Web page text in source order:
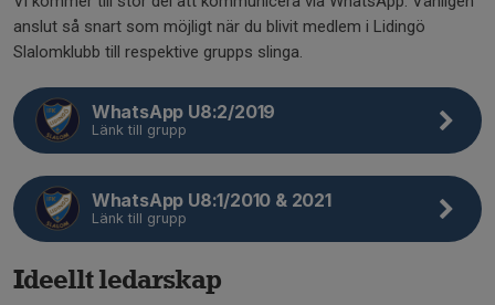
anslut så snart som möjligt när du blivit medlem i Lidingö
Slalomklubb till respektive grupps slinga.
WhatsApp U8:2/2019
Länk till grupp
WhatsApp U8:1/2010 & 2021
Länk till grupp
Ideellt ledarskap